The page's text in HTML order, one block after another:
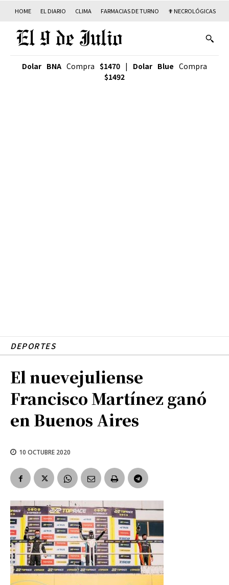
HOME EL DIARIO CLIMA FARMACIAS DE TURNO ✟ NECROLÓGICAS
Dolar BNA Compra $1470 | Dolar Blue Compra
$1492
DEPORTES
El nuevejuliense
Francisco Martínez ganó
en Buenos Aires
10 OCTUBRE 2020